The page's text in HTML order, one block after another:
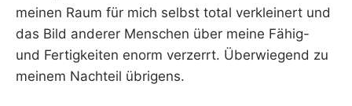
meinen Raum für mich selbst total verkleinert und
das Bild anderer Menschen über meine Fähig-
und Fertigkeiten enorm verzerrt. Überwiegend zu
meinem Nachteil übrigens.